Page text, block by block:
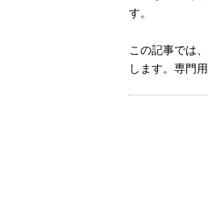
す。
この記事では、
します。専門